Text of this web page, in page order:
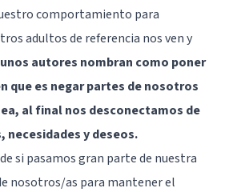
comportamiento para
adultos de referencia nos ven y
autores nombran como poner
que es negar partes de nosotros
al final nos desconectamos de
necesidades y deseos.
si pasamos gran parte de nuestra
nosotros/as para mantener el